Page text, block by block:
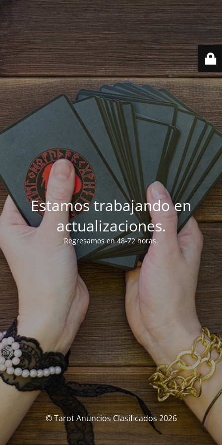
Estamos trabajando en
actualizaciones.
Regresamos en 48-72 horas.
© Tarot Anuncios Clasificados 2026